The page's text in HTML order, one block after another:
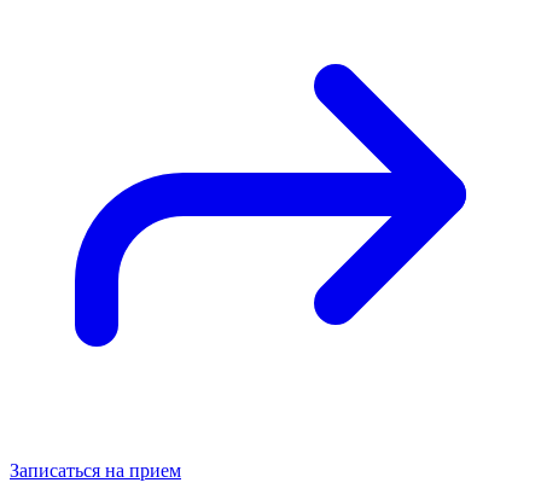
Записаться на прием